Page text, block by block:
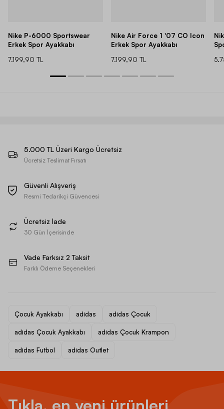
Nike P-6000 Sportswear
Erkek Spor Ayakkabı
7.199,90 TL
Nike Air Force 1 '07 CO Icon
Erkek Spor Ayakkabı
7.199,90 TL
5.000 TL Üzeri Kargo Ücretsiz
Ücretsiz Teslimat Fırsatı
Güvenli Alışveriş
Resmi Tedarikçi Güvencesi
Ücretsiz İade
30 Gün İçerisinde
Vade Farksız 2 Taksit
Farklı Ödeme Seçenekleri
Çocuk Ayakkabı adidas adidas Çocuk
adidas Çocuk Ayakkabı adidas Çocuk Krampon
adidas Futbol adidas Outlet
Tıkla, en yeni ürünleri